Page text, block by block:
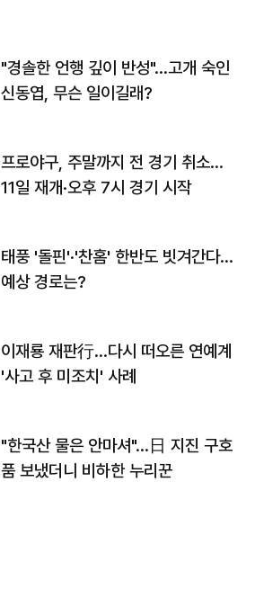
"경솔한 언행 깊이 반성"…고개 숙인
신동엽, 무슨 일이길래?
프로야구, 주말까지 전 경기 취소…
11일 재개·오후 7시 경기 시작
태풍 '돌핀'·'찬홈' 한반도 빗겨간다…
예상 경로는?
이재룡 재판行…다시 떠오른 연예계
'사고 후 미조치' 사례
"한국산 물은 안마셔"…日 지진 구호
품 보냈더니 비하한 누리꾼